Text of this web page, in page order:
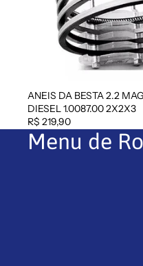
ANEIS DA BESTA 2.2
DIESEL 1.0087.00 2X2X3
R$ 219,90
Menu de